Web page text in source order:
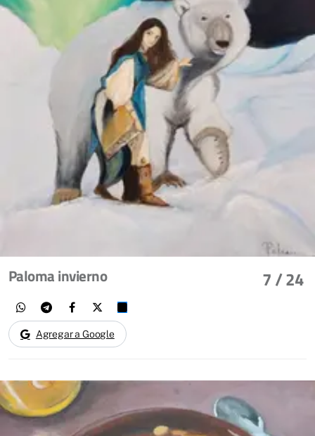
7/ 24
Paloma invierno
Agregar a Google